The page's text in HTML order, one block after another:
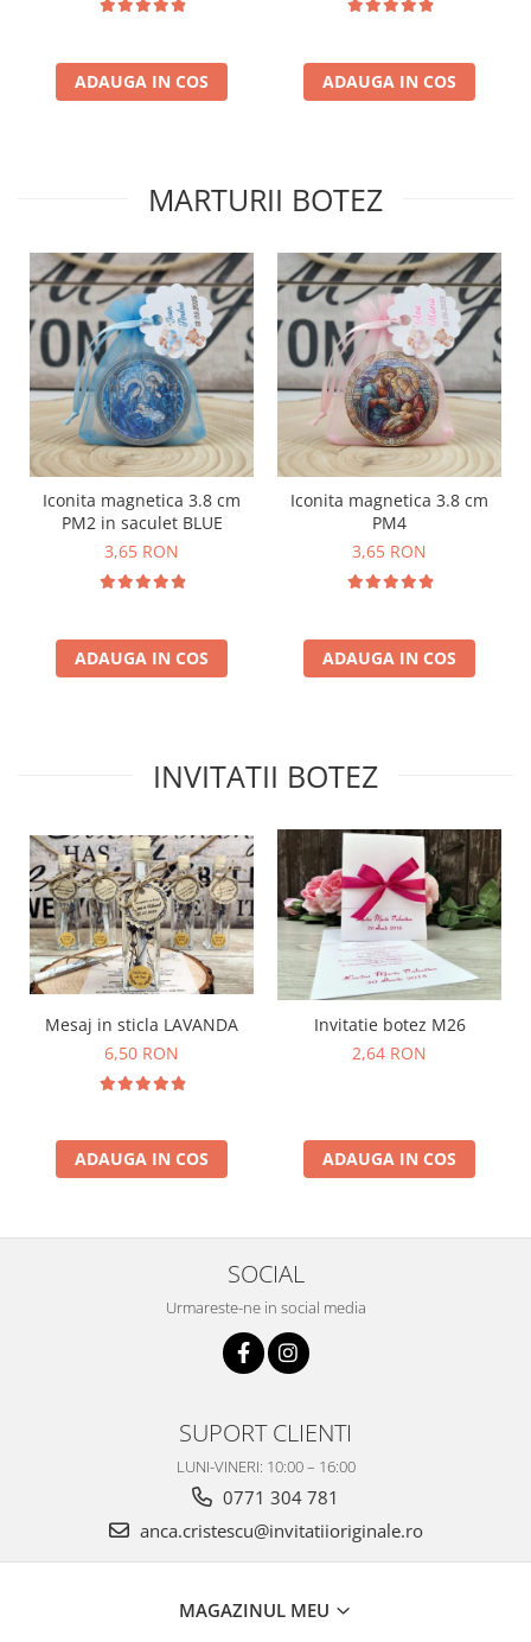
ADAUGA IN COS ADAUGA IN COS
MARTURII BOTEZ
Iconita magnetica 3.8 cm
PM2 in saculet BLUE
3,65 RON
ADAUGA IN COS
Iconita magnetica 3.8 cm
PM4
3,65 RON
ADAUGA IN COS
INVITATII BOTEZ
Mesaj in sticla LAVANDA
6,50 RON
ADAUGA IN COS
Invitatie botez M26
2,64 RON
ADAUGA IN COS
SOCIAL
Urmareste-ne in social media
SUPORT CLIENTI
LUNI-VINERI: 10:00 – 16:00
0771 304 781
anca.cristescu@invitatiioriginale.ro
MAGAZINUL MEU